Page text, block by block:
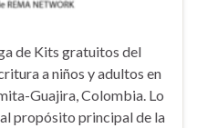
de Kits gratuitos del
a niños y adultos en
Guajira, Colombia. Lo
propósito principal de la